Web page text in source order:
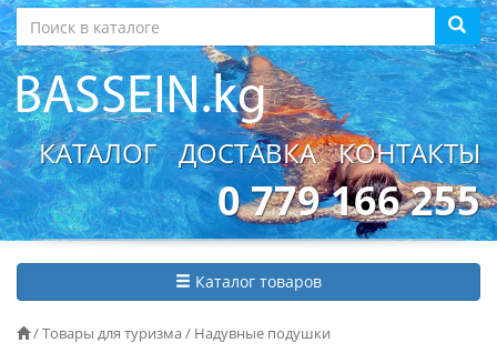
КАТАЛОГ ДОСТАВКА КОНТАКТЫ
0 779 166 255
Каталог товаров
/Товары для туризма/ Надувные подушки